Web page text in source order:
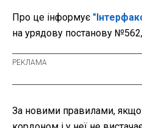
Про це інформує
на урядову постанову
За новими правилами,